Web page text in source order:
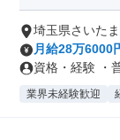
埼玉県さいた
月給28万6000
資格・経験 ・
業界未経験歓迎